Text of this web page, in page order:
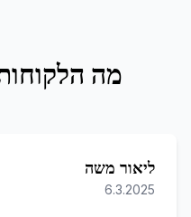
מה
ליאור משה
6.3.2025